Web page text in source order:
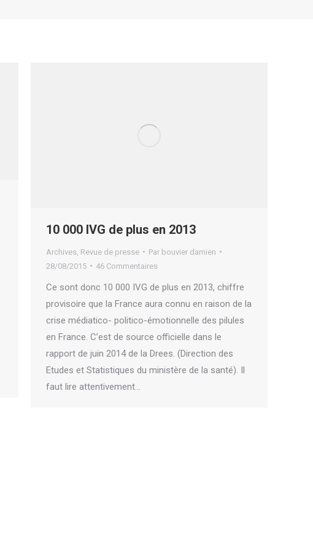
10 000 IVG de plus en 2013
Archives Revue de presse Par bouvier damien
28/08/2015
46 Commentaires
Ce sont donc 10 000 IVG de plus en 2013, chiffre
provisoire que la France aura connu en raison de la
crise médiatico- politico-émotionnelle des pilules
en France. C’est de source officielle dans le
rapport de juin 2014 de la Drees. (Direction des
Etudes et Statistiques du ministère de la santé). Il
faut lire attentivement…